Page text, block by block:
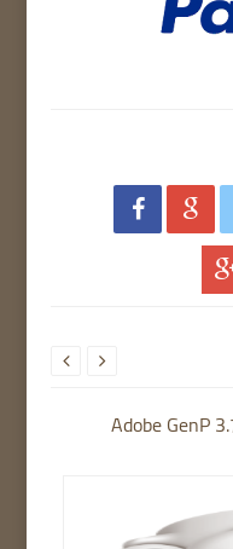
 
Adobe GenP
 